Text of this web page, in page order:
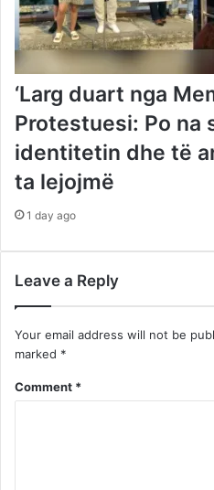
‘Larg duart nga
Protestuesi: Po na
identitetin dhe të
ta lejojmë
1 day ago
Leave a Reply
Your email address will not be
marked *
Comment *